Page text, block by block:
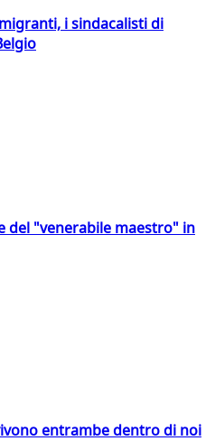
i sindacalisti di
del "venerabile maestro" in
entrambe dentro di noi